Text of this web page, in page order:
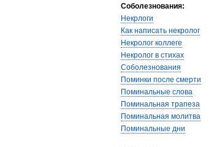
Соболезнования:
Некрлоги
Как написать некролог
Некролог коллеге
Некролог в стихах
Соболезнования
Поминки после смерти
Поминальные слова
Поминальная трапеза
Поминальная молитва
Поминальные дни